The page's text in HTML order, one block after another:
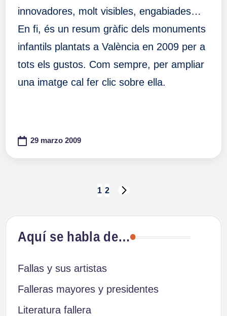
innovadores, molt visibles, engabiades…
En fi, és un resum gràfic dels monuments
infantils plantats a València en 2009 per a
tots els gustos. Com sempre, per ampliar
una imatge cal fer clic sobre ella.
29 marzo 2009
Paginación
de
entradas
1 2
Aquí se habla de…
Fallas y sus artistas
Falleras mayores y presidentes
Literatura fallera